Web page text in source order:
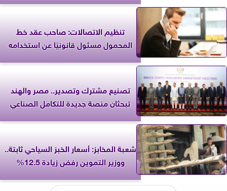
تنظيم الاتصالات: صاحب عقد خط
المحمول مسئول قانونيًا عن استخدامه
تصنيع مشترك وتصدير.. مصر والهند
تبحثان منصة جديدة للتكامل الصناعي
شعبة المخابز: أسعار الخبز السياحي ثابتة..
ووزير التموين رفض زيادة 12.5%